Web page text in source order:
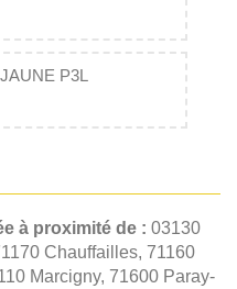
P3L
à proximité de : 03130
Chauffailles, 71160
Marcigny, 71600 Paray-